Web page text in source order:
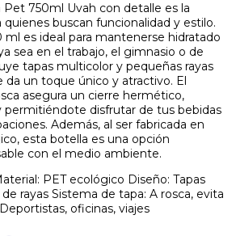
Pet 750ml Uvah con detalle es la
buscan funcionalidad y estilo.
ml es ideal para mantenerse hidratado
sea en el trabajo, el gimnasio o de
tapas multicolor y pequeñas rayas
da un toque único y atractivo. El
asegura un cierre hermético,
permitiéndote disfrutar de tus bebidas
Además, al ser fabricada en
esta botella es una opción
con el medio ambiente.
PET ecológico Diseño: Tapas
rayas Sistema de tapa: A rosca, evita
oficinas, viajes